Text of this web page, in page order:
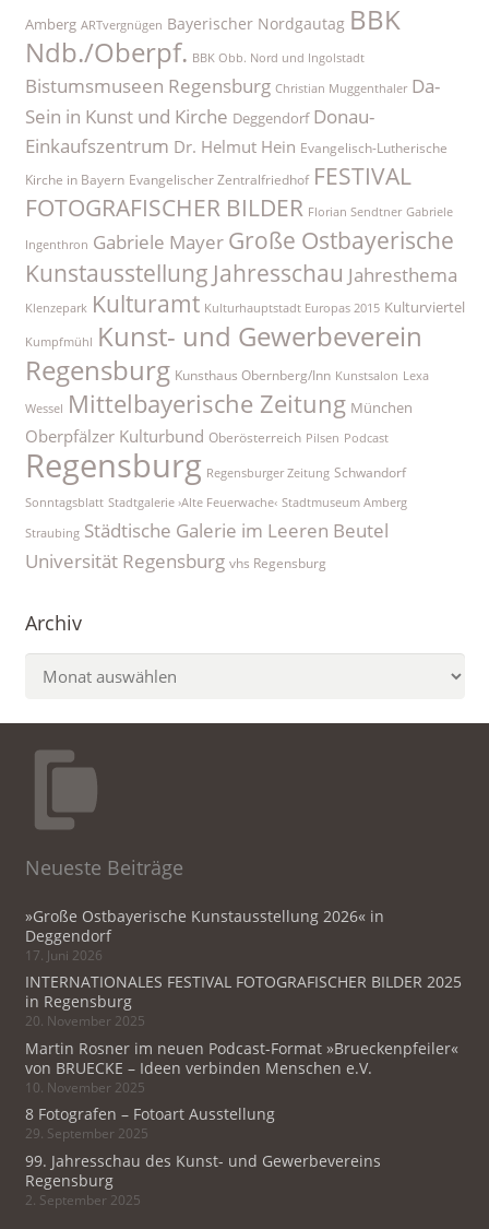
Amberg ARTvergnügen Bayerischer Nordgautag BBK
Ndb./Oberpf. BBK Obb. Nord und Ingolstadt
Bistumsmuseen Regensburg Christian Muggenthaler Da-
Sein in Kunst und Kirche Deggendorf Donau-
Einkaufszentrum Dr. Helmut Hein Evangelisch-Lutherische
Kirche in Bayern Evangelischer Zentralfriedhof FESTIVAL
FOTOGRAFISCHER BILDER Florian Sendtner Gabriele
Ingenthron Gabriele Mayer Große Ostbayerische
Kunstausstellung Jahresschau Jahresthema
Klenzepark Kulturamt Kulturhauptstadt Europas 2015 Kulturviertel
Kumpfmühl Kunst- und Gewerbeverein
Regensburg Kunsthaus Obernberg/Inn Kunstsalon Lexa
Wessel Mittelbayerische Zeitung München
Oberpfälzer Kulturbund Oberösterreich Pilsen Podcast
Regensburg Regensburger Zeitung Schwandorf
Sonntagsblatt Stadtgalerie ›Alte Feuerwache‹ Stadtmuseum Amberg
Straubing Städtische Galerie im Leeren Beutel
Universität Regensburg vhs Regensburg
Archiv
Neueste Beiträge
»Große Ostbayerische Kunstausstellung 2026« in
Deggendorf
17. Juni 2026
INTERNATIONALES FESTIVAL FOTOGRAFISCHER BILDER 2025
in Regensburg
20. November 2025
Martin Rosner im neuen Podcast-Format »Brueckenpfeiler«
von BRUECKE – Ideen verbinden Menschen e.V.
10. November 2025
8 Fotografen – Fotoart Ausstellung
29. September 2025
99. Jahresschau des Kunst- und Gewerbevereins
Regensburg
2. September 2025